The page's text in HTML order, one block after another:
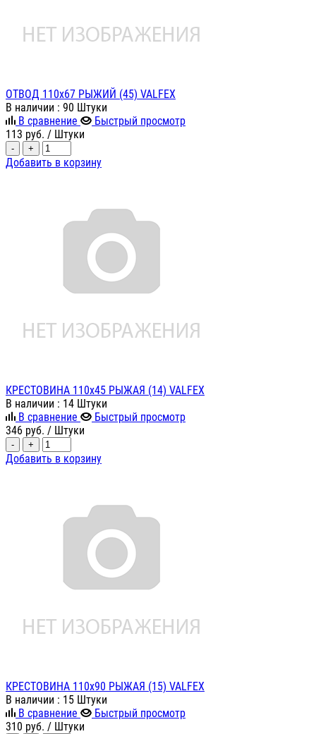
ОТВОД 110х67 РЫЖИЙ (45) VALFEX
В наличии : 90 Штуки
В сравнение
Быстрый просмотр
113 руб. / Штуки
- +
Добавить в корзину
КРЕСТОВИНА 110х45 РЫЖАЯ (14) VALFEX
В наличии : 14 Штуки
В сравнение
Быстрый просмотр
346 руб. / Штуки
- +
Добавить в корзину
КРЕСТОВИНА 110х90 РЫЖАЯ (15) VALFEX
В наличии : 15 Штуки
В сравнение
Быстрый просмотр
310 руб. / Штуки